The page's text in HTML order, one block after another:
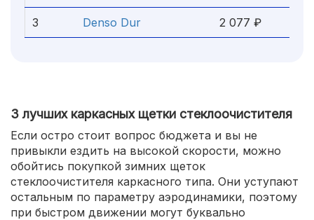
3 Denso Dur 2 077 ₽
3 лучших каркасных щетки стеклоочистителя
Если остро стоит вопрос бюджета и вы не
привыкли ездить на высокой скорости, можно
обойтись покупкой зимних щеток
стеклоочистителя каркасного типа. Они уступают
остальным по параметру аэродинамики, поэтому
при быстром движении могут буквально